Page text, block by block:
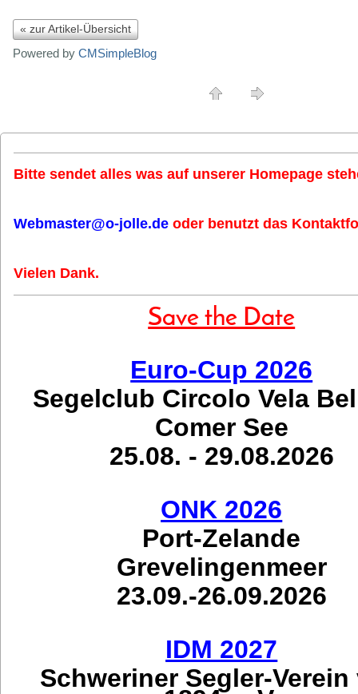
« zur Artikel-Übersicht
Powered by CMSimpleBlog
Bitte sendet alles was auf unserer Homepage
Webmaster@o-jolle.de oder benutzt das
Vielen Dank.
Save the Date
Euro-Cup 2026
Segelclub Circolo Vela
Comer See
25.08. - 29.08.2026
ONK 2026
Port-Zelande
Grevelingenmeer
23.09.-26.09.2026
IDM 2027
Schweriner Segler-Verein